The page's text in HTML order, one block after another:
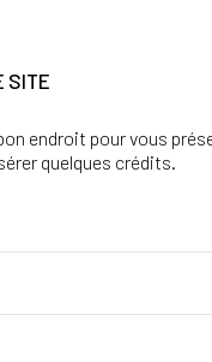
SITE
endroit pour vous
quelques crédits.